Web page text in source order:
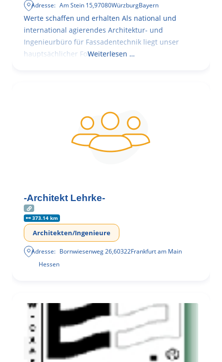
Adresse: Am Stein 15,97080WürzburgBayern
Werte schaffen und erhalten Als national und
international agierendes Architektur- und
Ingenieurbüro für Fassadentechnik liegt unser
hauptsächlicher Fokus in der
Weiterlesen …
-Architekt Lehrke-
373.14 km
Architekten/Ingenieure
Adresse: Bornwiesenweg 26,60322Frankfurt am Main
Hessen